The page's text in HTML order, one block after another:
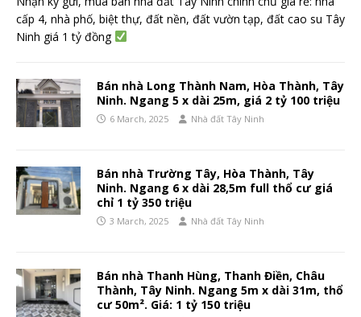
cấp 4, nhà phố, biệt thự, đất nền, đất vườn tạp, đất cao su Tây
Ninh giá 1 tỷ đồng
Bán nhà Long Thành Nam, Hòa Thành, Tây
Ninh. Ngang 5 x dài 25m, giá 2 tỷ 100 triệu
6 March, 2025 Nhà đất Tây Ninh
Bán nhà Trường Tây, Hòa Thành, Tây
Ninh. Ngang 6 x dài 28,5m full thổ cư giá
chỉ 1 tỷ 350 triệu
3 March, 2025 Nhà đất Tây Ninh
Bán nhà Thanh Hùng, Thanh Điền, Châu
Thành, Tây Ninh. Ngang 5m x dài 31m, thổ
cư 50m². Giá: 1 tỷ 150 triệu